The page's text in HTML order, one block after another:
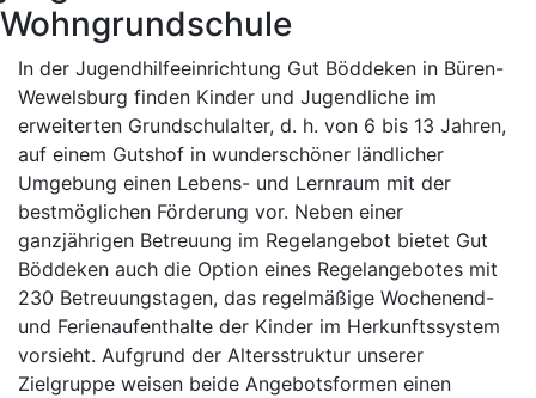
Wohngrundschule
In der Jugendhilfeeinrichtung Gut Böddeken in Büren-
Wewelsburg finden Kinder und Jugendliche im
erweiterten Grundschulalter, d. h. von 6 bis 13 Jahren,
auf einem Gutshof in wunderschöner ländlicher
Umgebung einen Lebens- und Lernraum mit der
bestmöglichen Förderung vor. Neben einer
ganzjährigen Betreuung im Regelangebot bietet Gut
Böddeken auch die Option eines Regelangebotes mit
230 Betreuungstagen, das regelmäßige Wochenend-
und Ferienaufenthalte der Kinder im Herkunftssystem
vorsieht. Aufgrund der Altersstruktur unserer
Zielgruppe weisen beide Angebotsformen einen